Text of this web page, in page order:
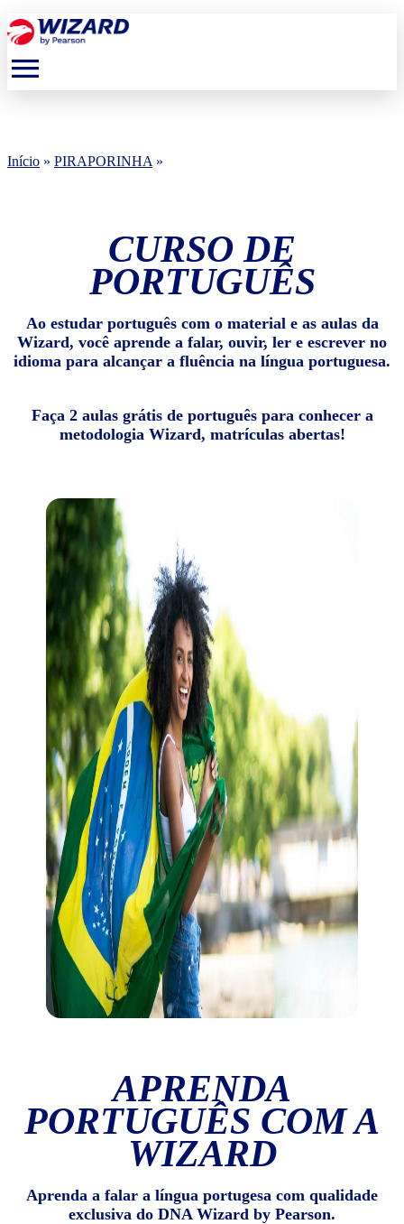
menu
Início » PIRAPORINHA »
CURSO DE
PORTUGUÊS
Ao estudar português com o material e as aulas da
Wizard, você aprende a falar, ouvir, ler e escrever no
idioma para alcançar a fluência na língua portuguesa.
Faça 2 aulas grátis de português para conhecer a
metodologia Wizard, matrículas abertas!
APRENDA
PORTUGUÊS COM A
WIZARD
Aprenda a falar a língua portugesa com qualidade
exclusiva do DNA Wizard by Pearson.